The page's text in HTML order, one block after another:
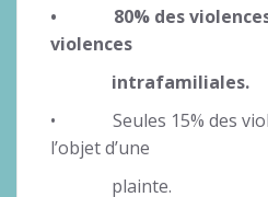
• 80% des violences
violences
intrafamiliales.
• Seules 15% des
l’objet d’une
plainte.